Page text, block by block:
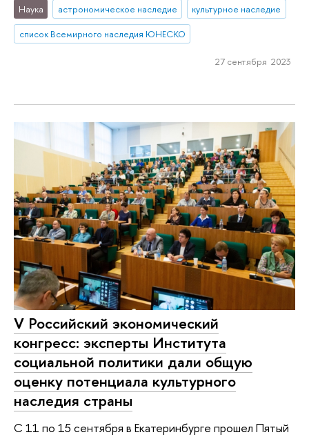
Наука астрономическое наследие
культурное наследие
список Всемирного наследия ЮНЕСКО
27 сентября 2023
V Российский экономический
конгресс: эксперты Института
социальной политики дали общую
оценку потенциала культурного
наследия страны
С 11 по 15 сентября в Екатеринбурге прошел Пятый